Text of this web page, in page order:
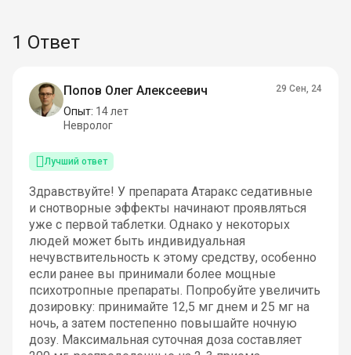
1 Ответ
Попов Олег Алексеевич
Опыт: 14 лет
Невролог
29 Сен, 24
Лучший ответ
Здравствуйте! У препарата Атаракс седативные
и снотворные эффекты начинают проявляться
уже с первой таблетки. Однако у некоторых
людей может быть индивидуальная
нечувствительность к этому средству, особенно
если ранее вы принимали более мощные
психотропные препараты. Попробуйте увеличить
дозировку: принимайте 12,5 мг днем и 25 мг на
ночь, а затем постепенно повышайте ночную
дозу. Максимальная суточная доза составляет